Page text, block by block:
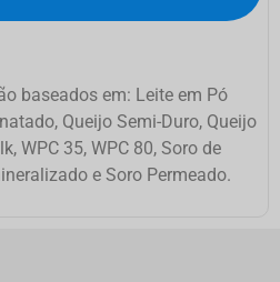
baseados em: Leite em Pó
Queijo Semi-Duro, Queijo
WPC 35, WPC 80, Soro de
e Soro Permeado.